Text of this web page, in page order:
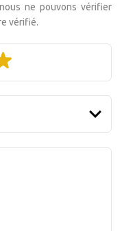
ne pouvons vérifier
vérifié.